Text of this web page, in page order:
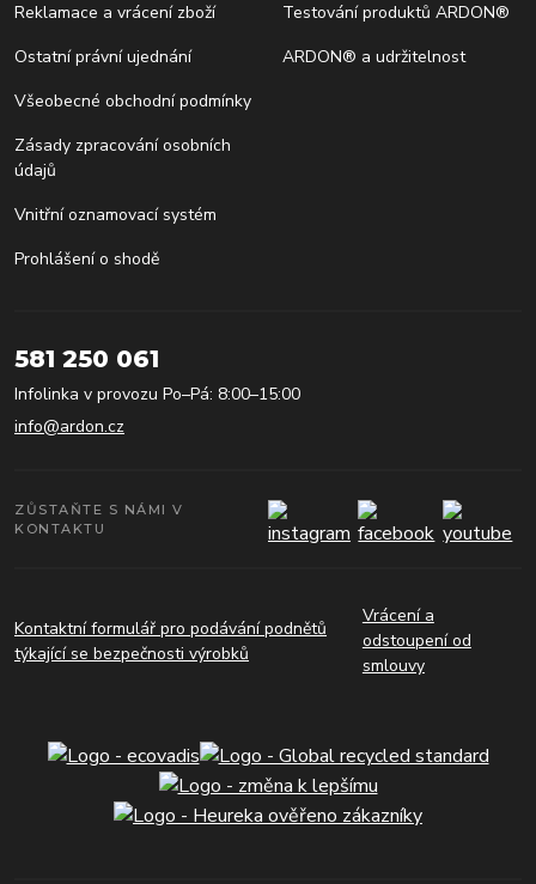
Reklamace a vrácení zboží
Ostatní právní ujednání
Všeobecné obchodní podmínky
Zásady zpracování osobních
údajů
Vnitřní oznamovací systém
Prohlášení o shodě
Testování produktů ARDON®
ARDON® a udržitelnost
581 250 061
Infolinka v provozu Po–Pá: 8:00–15:00
info@ardon.cz
ZŮSTAŇTE S NÁMI V
KONTAKTU
Kontaktní formulář pro podávání podnětů
týkající se bezpečnosti výrobků
Vrácení a
odstoupení od
smlouvy